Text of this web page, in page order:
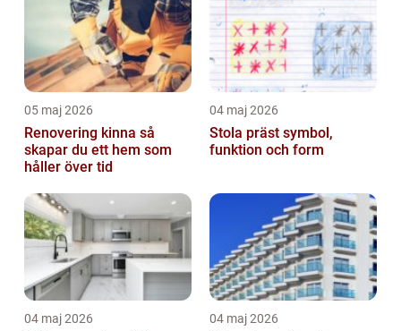
05 maj 2026
Renovering kinna så
skapar du ett hem som
håller över tid
04 maj 2026
Stola präst symbol,
funktion och form
04 maj 2026 04 maj 2026